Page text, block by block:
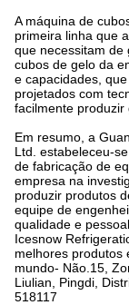
A máquina de
primeira linha que
que necessitam de
cubos de gelo da
e capacidades,
projetados com
facilmente produzir
Em resumo, a
Ltd. estabeleceu-
de fabricação de
empresa na
produzir produtos
equipe de
qualidade e
Icesnow
melhores produtos
mundo- Não.15,
Liulian, Pingdi,
518117